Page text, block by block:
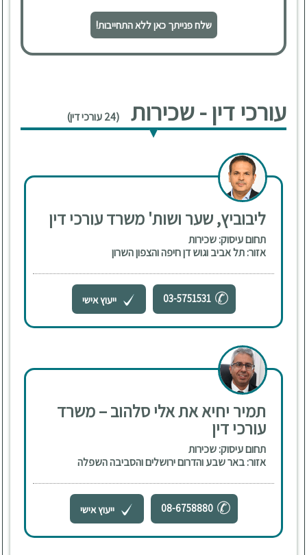
שלח פנייתך כאן ללא התחייבות!
עורכי דין - שכירות (24 עורכי דין)
ליבוביץ, שער ושות' משרד עורכי דין
תחום עיסוק: שכירות
אזור: תל אביב וגוש דן חיפה והצפון השרון
03-5751531 ייעוץ אישי
תמיר יחיא את אלי סלהוב – משרד
עורכי דין
תחום עיסוק: שכירות
אזור: באר שבע והדרום ירושלים והסביבה השפלה
08-6758880 ייעוץ אישי